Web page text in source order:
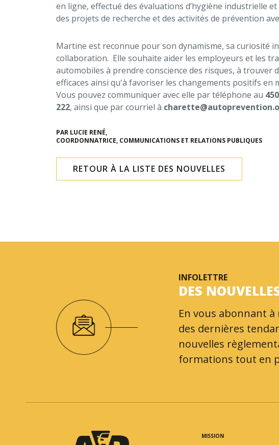
en ligne, effectué des évaluations d’hygiène industrielle
des projets de recherche et des activités de prévention
Martine est reconnue pour son dynamisme, sa curiosité
collaboration. Elle souhaite aider les employeurs et les
automobiles à prendre conscience des risques, à trouver
efficaces ainsi qu'à favoriser les changements positifs en
Vous pouvez communiquer avec elle par téléphone au
222, ainsi que par courriel à
PAR LUCIE RENÉ,
COORDONNATRICE, COMMUNICATIONS ET RELATIONS PUBLIQUES
RETOUR À LA LISTE DES NOUVELLES
INFOLETTRE
DES
En vous abonnant
des dernières
nouvelles
formations tout en
MISSION